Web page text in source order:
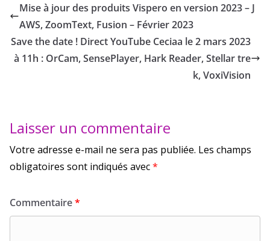
Mise à jour des produits Vispero en version 2023 – J
AWS, ZoomText, Fusion – Février 2023
Save the date ! Direct YouTube Ceciaa le 2 mars 2023
à 11h : OrCam, SensePlayer, Hark Reader, Stellar tre
k, VoxiVision
Laisser un commentaire
Votre adresse e-mail ne sera pas publiée. Les champs
obligatoires sont indiqués avec*
Commentaire*